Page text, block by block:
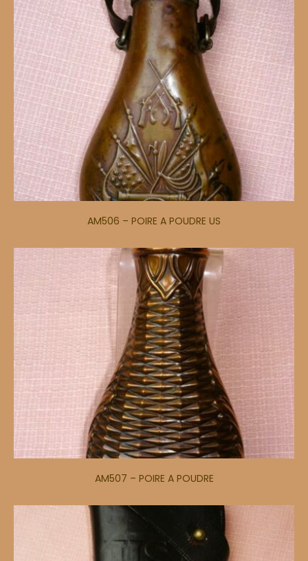
AM506 – POIRE A POUDRE US
AM507 – POIRE A POUDRE